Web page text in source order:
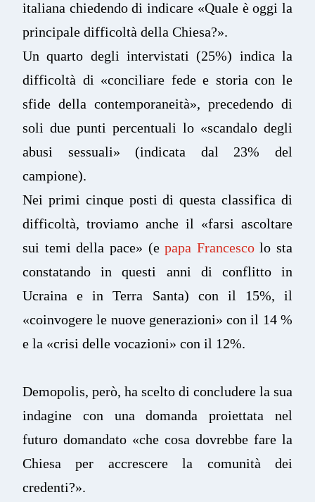
italiana chiedendo di indicare «Quale è oggi la
principale difficoltà della Chiesa?».
Un quarto degli intervistati (25%) indica la
difficoltà di «conciliare fede e storia con le
sfide della contemporaneità», precedendo di
soli due punti percentuali lo «scandalo degli
abusi sessuali» (indicata dal 23% del
campione).
Nei primi cinque posti di questa classifica di
difficoltà, troviamo anche il «farsi ascoltare
sui temi della pace» (epapa Francescolo sta
constatando in questi anni di conflitto in
Ucraina e in Terra Santa) con il 15%, il
«coinvogere le nuove generazioni» con il 14 %
e la «crisi delle vocazioni» con il 12%.
Demopolis, però, ha scelto di concludere la sua
indagine con una domanda proiettata nel
futuro domandato «che cosa dovrebbe fare la
Chiesa per accrescere la comunità dei
credenti?».